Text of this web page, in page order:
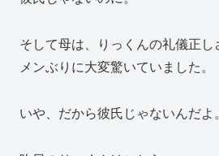
そして母は、りっくんの礼儀正
メンぶりに大変驚いていました。
いや、だから彼氏じゃないんだよ。